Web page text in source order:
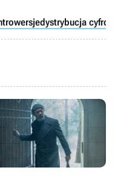
dystrybucja